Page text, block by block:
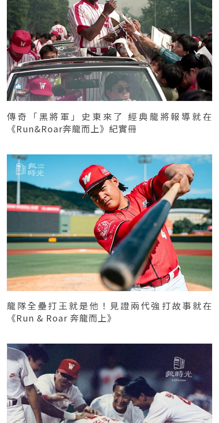
傳奇「黑將軍」史東來了 經典龍將報導就在
《Run&Roar奔龍而上》紀實冊
龍隊全壘打王就是他！見證兩代強打故事就在
《Run & Roar 奔龍而上》